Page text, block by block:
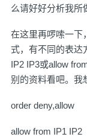
么请好好分析我所
在这里再啰嗦一下
式，有不同的表达
IP2 IP3或allow
别的资料看吧。我
order deny,allow
allow from IP1 IP2